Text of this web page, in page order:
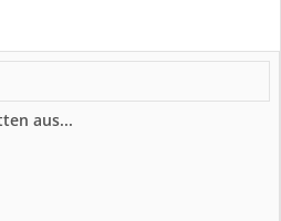
aus...